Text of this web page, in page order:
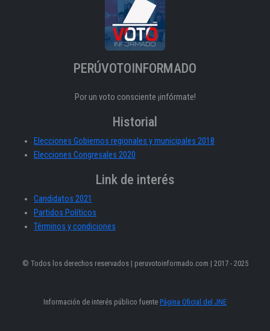
PERÚVOTOINFORMADO
Por un voto consciente ¡infórmate!
Historial
Elecciones Gobiernos regionales y municipales 2018
Elecciones Congresales 2020
Link de interés
Candidatos 2021
Partidos Políticos
Términos y condiciones
© Todos los derechos reservados | peruvotoinformado.com | 2017 - 2025
Información de interés público fuente Página Oficial del JNE